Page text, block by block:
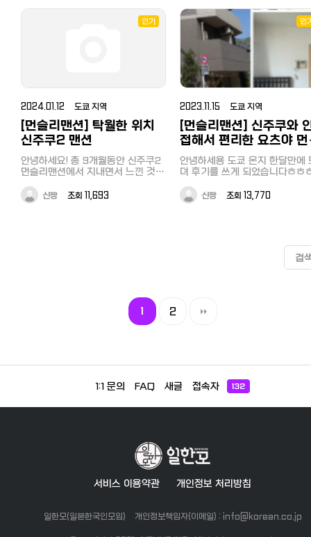
깔끔하게 정리되어 있습니다. 벌
도 없고 냄새도 안나요! 기본 분리수
거만 잘하면 특별히 신경쓸 것이
어 매우 편리합니다. 엘레베이터에
서 내리면 보이는 정갈한 복도입
다. 매번 느끼지만 정말 깨끗하게 건
물이 관리되고 있는 것 같습니다.
쇠로 위아래 잠금을 해제하여 들
이 있습니다. 꽤 넓어서 신발 많으신
분들도 걱정 안하셔도 될 것 같
다. 꽉 채우면 20켤레도 가능하지
않을까 싶습니다. 첫 입주할 때부터
냄비/후라이팬/식기도구/그릇/
수세미/주방세제 등등 여러가지
방도우와 용품도 구비되어 있어
편하게 적응할 수 있었습니다. 다만,
밥솥은 없어서 별도로 구입했습
식이라 물청소가 아니라 깔끔하
닦고 정리하는 식으로 유지하고
게 사용중입니다! 방안의 전등은 줄
서로 인사도 가능하구요 ㅎㅎㅎ 이
상 한 달 정도 거주한 이케부쿠로7
맨션 소개를 마치겠습니다.
용할 수 있는 이치이 먼슬리맨션에
가전과 가구, 침구까지제공 하고 있
어서 조금만 알아보면 이보다 편하
고 좋은 조건의 숙소는 찾기 어려우
실 것 같습니다.
https://tokyoeasyrent.com/ 역
별로 정리된 맨션들을 살펴보시고
자세한 문의는 ↘↘↘↘↘ 카카오톡
채널 "이치이 먼슬리맨션"
되었습니다. 처음에는 B타입으로 계
약을 하였는데 숙소 사정상 C타입
으로 바뀌게 되어 넓게 사용하고
습니다. (침대2개,책상2개) 장점1. 동
네가 너무 좋다 (조용하고 지하
리 시내거주 머리 아픈분들 강추)
야마노테선(JR) 고탄다역 도보 8
숙소 위치 알짜노선 시부야, 하라주
쿠, 요요기, 신주쿠, 시나가와, 도
우에노 등의 주요노선 및 특히
가와역 하네다 공항 갈때 편리함 메
구로역까지도 지름길로 걸어서
다 (메구로강 산책 및 이용가능) 후
도마에역 (도쿄 매구로선) 야마
선으로 완전 커버 되어 거의 이
일은 없지만 여기도 걸어서 가깝
2. 걸어서 코앞 자정까지 하는
퍼, 세븐일레븐, 드럭스토어, 빨
숙소 차액이 발생하여 방문하게
었는데 숙소에 변기시트가 살짝
랐음) 외출한 사이에 새로운 시
점은 특별히 존재하지 않는다. &lt;
구비되어 있는것&gt; 식기 접시, 국
그릇 (젓가락, 집게, 가위 제외)
인기
2024.01.12 도쿄 지역
[먼슬리맨션] 탁월한 위치
신주쿠2 맨션
안녕하세요! 총 9개월동안 신주쿠2
먼슬리맨션에서 지내면서 느낀 것들
입구라고 할 수 있는 공동현관 사진
입니다. 우측에 보이시는 빨간 간판
서 바로 보이는 방 내부는 이런 모습
입니다. 보시는 것처럼 좌측에 개인
세탁기가 있어 방에서 편하게 빨래
나 냄비, 국자, 뒤집개, 식칼, 그릇, 접
시 등도 준비되어 있습니다. 조리공
간 너머로 보이시는 네모난 갈색 부
에는 베란다로 나가는 문이 있고, 그
위에 냉난방 다 되는 에어컨이 있습
니다. 오른쪽에는 서랍장 위에 티비
가 하나 있고, 책상 위에는 스탠드와
개뿐만 아니라, 수건도 2장 제공됩
신짱 조회 11,693
인
2023.11.15 도쿄 지역
[먼슬리맨션] 신주쿠와
접해서 편리한 요츠야 먼
리맨션
안녕하세용 도쿄 온지 한달만에 드
뎌 후기를 쓰게 되었습니다ㅎㅎ
선택했습니다. 먼슬리멘션을 선택한
가장 큰 이유는 낯선 나라에서
아닐까 싶습니다ㅎㅎ 책상, 침대
기, 빨래줄, 설거지세제, 수세미
다 구비가 되어있어 정말정말 편
막으로 진짜진짜 좋은게 택배박
손편의점이 있어서 편리합니다.
론 24시구요! 역까지는 걸어서 8-
10분정도이고 대형마트, 드럭스
습니다. 화장실 사진은 없지만
와 욕실이 분리되어 있습니다:)
신짱 조회 13,770
검
1 2
1:1 문의 FAQ 새글 접속자 132
서비스 이용약관 개인정보 처리방침
일한모(일본한국인모임) 개인정보책임자(이메일) : info@korean.co.jp